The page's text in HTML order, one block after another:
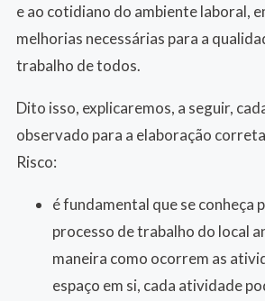
e ao cotidiano do ambiente laboral,
melhorias necessárias para a
trabalho de todos.
Dito isso, explicaremos, a seguir,
observado para a elaboração
Risco:
é fundamental que se conheça
processo de trabalho do local
maneira como ocorrem as
espaço em si, cada atividade